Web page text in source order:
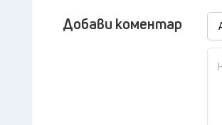
Добави коментар